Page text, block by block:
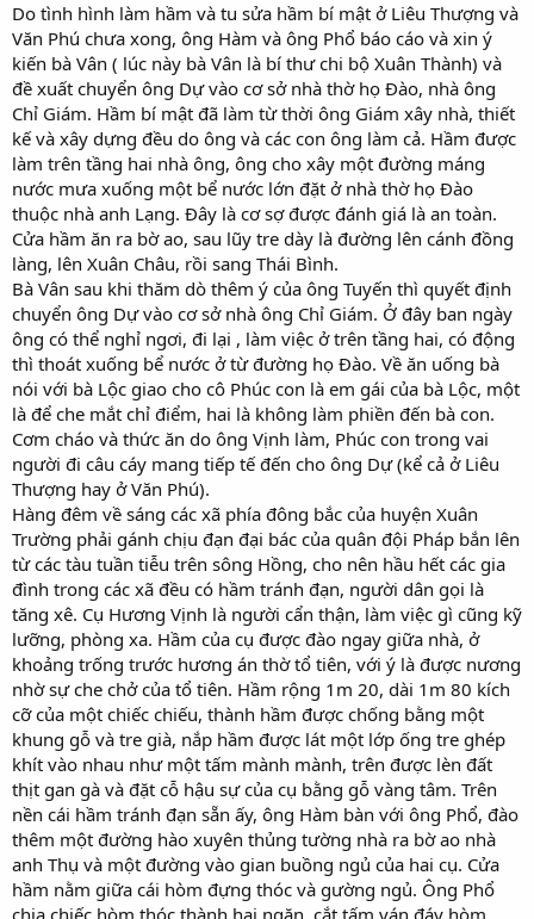
Do tình hình làm hầm và tu sửa hầm bí mật ở Liêu Thượng và
Văn Phú chưa xong, ông Hàm và ông Phổ báo cáo và xin ý
kiến bà Vân ( lúc này bà Vân là bí thư chi bộ Xuân Thành) và
đề xuất chuyển ông Dự vào cơ sở nhà thờ họ Đào, nhà ông
Chỉ Giám. Hầm bí mật đã làm từ thời ông Giám xây nhà, thiết
kế và xây dựng đều do ông và các con ông làm cả. Hầm được
làm trên tầng hai nhà ông, ông cho xây một đường máng
nước mưa xuống một bể nước lớn đặt ở nhà thờ họ Đào
thuộc nhà anh Lạng. Đây là cơ sợ được đánh giá là an toàn.
Cửa hầm ăn ra bờ ao, sau lũy tre dày là đường lên cánh đồng
làng, lên Xuân Châu, rồi sang Thái Bình.
Bà Vân sau khi thăm dò thêm ý của ông Tuyến thì quyết định
chuyển ông Dự vào cơ sở nhà ông Chỉ Giám. Ở đây ban ngày
ông có thể nghỉ ngơi, đi lại , làm việc ở trên tầng hai, có động
thì thoát xuống bể nước ở từ đường họ Đào. Về ăn uống bà
nói với bà Lộc giao cho cô Phúc con là em gái của bà Lộc, một
là để che mắt chỉ điểm, hai là không làm phiền đến bà con.
Cơm cháo và thức ăn do ông Vịnh làm, Phúc con trong vai
người đi câu cáy mang tiếp tế đến cho ông Dự (kể cả ở Liêu
Thượng hay ở Văn Phú).
Hàng đêm về sáng các xã phía đông bắc của huyện Xuân
Trường phải gánh chịu đạn đại bác của quân đội Pháp bắn lên
từ các tàu tuần tiễu trên sông Hồng, cho nên hầu hết các gia
đình trong các xã đều có hầm tránh đạn, người dân gọi là
tăng xê. Cụ Hương Vịnh là người cẩn thận, làm việc gì cũng kỹ
lưỡng, phòng xa. Hầm của cụ được đào ngay giữa nhà, ở
khoảng trống trước hương án thờ tổ tiên, với ý là được nương
nhờ sự che chở của tổ tiên. Hầm rộng 1m 20, dài 1m 80 kích
cỡ của một chiếc chiếu, thành hầm được chống bằng một
khung gỗ và tre già, nắp hầm được lát một lớp ống tre ghép
khít vào nhau như một tấm mành mành, trên được lèn đất
thịt gan gà và đặt cỗ hậu sự của cụ bằng gỗ vàng tâm. Trên
nền cái hầm tránh đạn sẵn ấy, ông Hàm bàn với ông Phổ, đào
thêm một đường hào xuyên thủng tường nhà ra bờ ao nhà
anh Thụ và một đường vào gian buồng ngủ của hai cụ. Cửa
hầm nằm giữa cái hòm đựng thóc và gường ngủ. Ông Phổ
chia chiếc hòm thóc thành hai ngăn, cắt tấm ván đáy hòm